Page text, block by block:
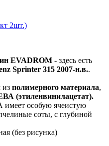
2шт.)
EVADROM - здесь есть
Sprinter 315 2007-н.в..
из полимерного материала,
(этиленвинилацетат).
имеет особую ячеистую
соты, с глубиной
(без рисунка)